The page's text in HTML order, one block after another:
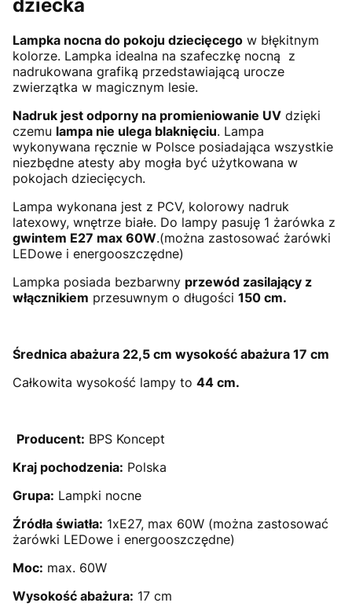
dziecka
Lampka nocna do pokoju dziecięcego w błękitnym
kolorze. Lampka idealna na szafeczkę nocną z
nadrukowana grafiką przedstawiającą urocze
zwierzątka w magicznym lesie.
Nadruk jest odporny na promieniowanie UV dzięki
czemu lampa nie ulega blaknięciu. Lampa
wykonywana ręcznie w Polsce posiadająca wszystkie
niezbędne atesty aby mogła być użytkowana w
pokojach dziecięcych.
Lampa wykonana jest z PCV, kolorowy nadruk
latexowy, wnętrze białe. Do lampy pasuję 1 żarówka z
gwintem E27 max 60W.(można zastosować żarówki
LEDowe i energooszczędne)
Lampka posiada bezbarwny przewód zasilający z
włącznikiem przesuwnym o długości 150 cm.
Średnica abażura 22,5 cm wysokość abażura 17 cm
Całkowita wysokość lampy to 44 cm.
Producent: BPS Koncept
Kraj pochodzenia: Polska
Grupa: Lampki nocne
Źródła światła: 1xE27, max 60W (można zastosować
żarówki LEDowe i energooszczędne)
Moc: max. 60W
Wysokość abażura: 17 cm